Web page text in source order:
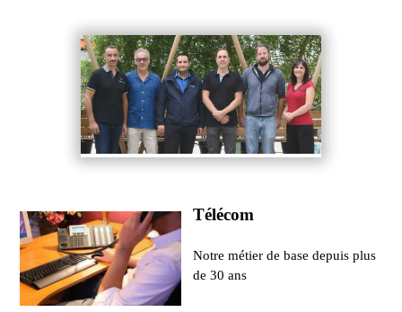
Télécom
Notre métier de base depuis plus
de 30 ans